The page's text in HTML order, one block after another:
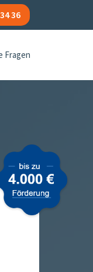
36
Fragen